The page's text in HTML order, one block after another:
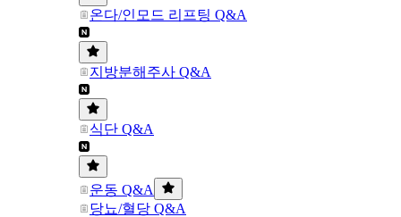
온다/인모드 리프팅 Q&A
지방분해주사 Q&A
식단 Q&A
운동 Q&A
당뇨/혈당 Q&A